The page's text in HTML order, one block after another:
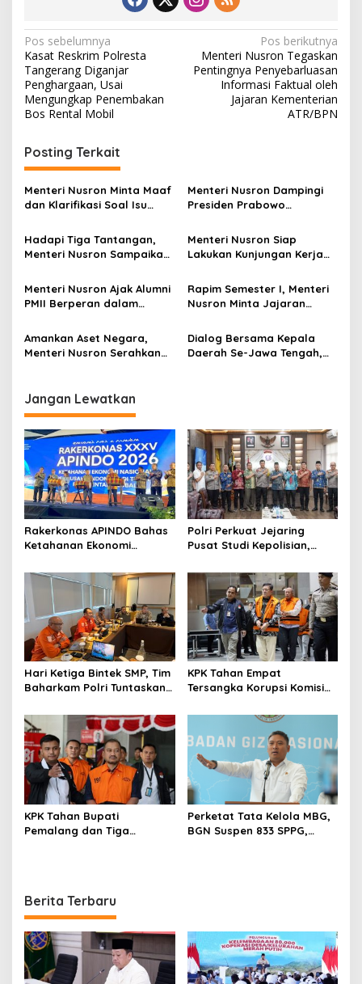
N
a
v
i
a
s
i
o
Pos sebelumnya
Kasat Reskrim Polresta
Tangerang Diganjar
Penghargaan, Usai
Mengungkap Penembakan
Bos Rental Mobil
Pos berikutnya
Menteri Nusron Tegaskan
Pentingnya Penyebarluasan
Informasi Faktual oleh
Jajaran Kementerian
ATR/BPN
Posting Terkait
Menteri Nusron Minta Maaf
dan Klarifikasi Soal Isu
Negara
Menteri Nusron Dampingi
Presiden Prabowo
Desa Merah Putih
Hadapi Tiga Tantangan,
Menteri Nusron Sampaikan
SDM di Hadapan Jajaran
Kanwil BPN Provinsi Sulut
Menteri Nusron Siap
Lakukan Kunjungan Kerja
Perkuat Kolaborasi Lintas
Sektor
Menteri Nusron Ajak Alumni
PMII Berperan dalam
Pemerataan, dan
Kesinambungan Ekonomi
Rapim Semester I, Menteri
Nusron Minta Jajaran
Layanan Elektronik
Amankan Aset Negara,
Menteri Nusron Serahkan
Tengah
Dialog Bersama Kepala
Daerah Se-Jawa Tengah,
Jangan Lewatkan
Rakerkonas APINDO Bahas
Ketahanan Ekonomi
Soroti Pentingnya
Kolaborasi Lintas Sektor
Polri Perkuat Jejaring
Pusat Studi Kepolisian,
Kebijakan dan Inovasi
Hari Ketiga Bintek SMP, Tim
Baharkam Polri Tuntaskan
Pengamanan Pertamina
Patra Niaga Jabar
KPK Tahan Empat
Tersangka Korupsi Komisi
KPK Tahan Bupati
Pemalang dan Tiga
Perketat Tata Kelola MBG,
BGN Suspen 833 SPPG,
Berita Terbaru